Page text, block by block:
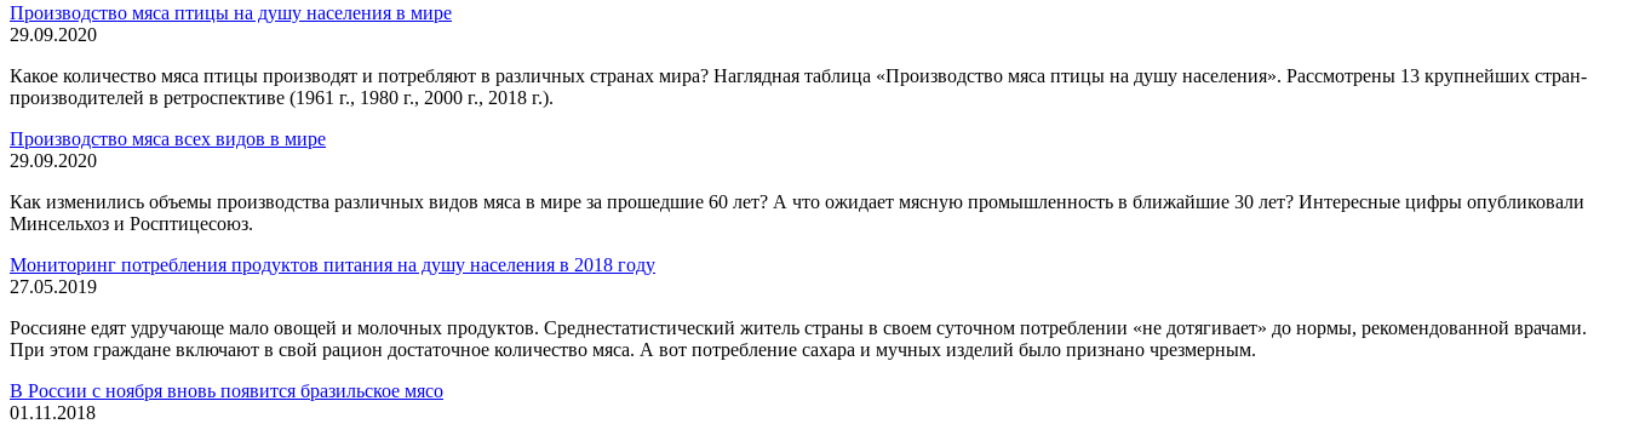
Производство мяса птицы на душу населения в мире
29.09.2020
Какое количество мяса птицы производят и потребляют в различных странах мира? Наглядная таблица «Производство мяса птицы на душу населения». Рассмотрены 13 крупнейших стран-
производителей в ретроспективе (1961 г., 1980 г., 2000 г., 2018 г.).
Производство мяса всех видов в мире
29.09.2020
Как изменились объемы производства различных видов мяса в мире за прошедшие 60 лет? А что ожидает мясную промышленность в ближайшие 30 лет? Интересные цифры опубликовали
Минсельхоз и Росптицесоюз.
Мониторинг потребления продуктов питания на душу населения в 2018 году
27.05.2019
Россияне едят удручающе мало овощей и молочных продуктов. Среднестатистический житель страны в своем суточном потреблении «не дотягивает» до нормы, рекомендованной врачами.
При этом граждане включают в свой рацион достаточное количество мяса. А вот потребление сахара и мучных изделий было признано чрезмерным.
В России с ноября вновь появится бразильское мясо
01.11.2018